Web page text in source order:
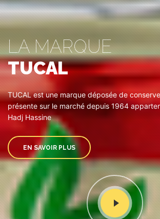
LA MARQUE
TUCAL
TUCAL est une marque déposée de
présente sur le marché depuis 1964
Hadj Hassine
EN SAVOIR PLUS